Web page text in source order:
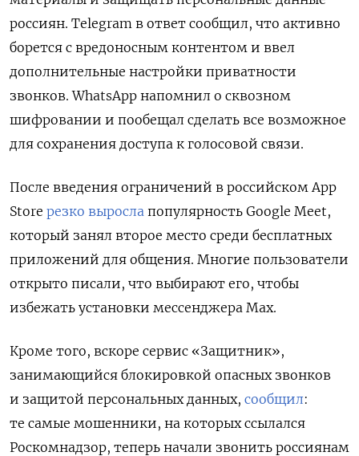
россиян. Telegram в ответ сообщил, что активно
борется с вредоносным контентом и ввел
дополнительные настройки приватности
звонков. WhatsApp напомнил о сквозном
шифровании и пообещал сделать все возможное
для сохранения доступа к голосовой связи.
После введения ограничений в российском App
Store резко выросла популярность Google Meet,
который занял второе место среди бесплатных
приложений для общения. Многие пользователи
открыто писали, что выбирают его, чтобы
избежать установки мессенджера Max.
Кроме того, вскоре сервис «Защитник»,
занимающийся блокировкой опасных звонков
и защитой персональных данных, сообщил:
те самые мошенники, на которых ссылался
Роскомнадзор, теперь начали звонить россиянам